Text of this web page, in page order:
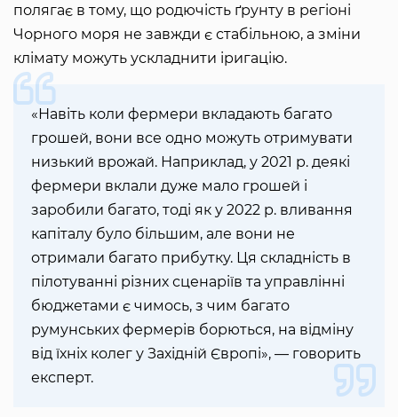
полягає в тому, що родючість ґрунту в регіоні
Чорного моря не завжди є стабільною, а зміни
клімату можуть ускладнити іригацію.
«Навіть коли фермери вкладають багато
грошей, вони все одно можуть отримувати
низький врожай. Наприклад, у 2021 р. деякі
фермери вклали дуже мало грошей і
заробили багато, тоді як у 2022 р. вливання
капіталу було більшим, але вони не
отримали багато прибутку. Ця складність в
пілотуванні різних сценаріїв та управлінні
бюджетами є чимось, з чим багато
румунських фермерів борються, на відміну
від їхніх колег у Західній Європі», — говорить
експерт.